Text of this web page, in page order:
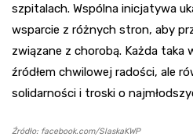
szpitalach. Wspólna inicjatywa
wsparcie z różnych stron, aby
związane z chorobą. Każda
źródłem chwilowej radości, ale
solidarności i troski o
Źródło: facebook.com/SlaskaKWP